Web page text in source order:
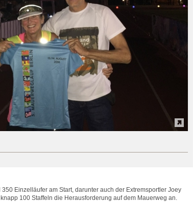
350 Einzelläufer am Start, darunter auch der Extremsportler Joey
100 Staffeln die Herausforderung auf dem Mauerweg an.